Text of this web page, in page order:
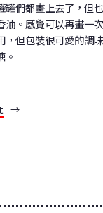
罐們都畫上去了，但
油。感覺可以再畫一
，但包裝很可愛的調
。
→